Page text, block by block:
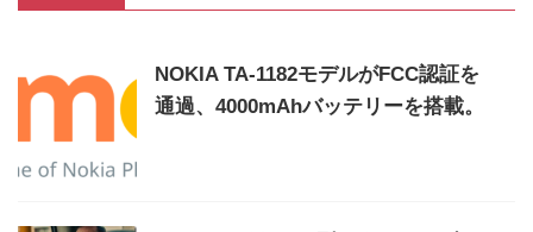
NOKIA TA-1182モデルがFCC認証を
通過、4000mAhバッテリーを搭載。